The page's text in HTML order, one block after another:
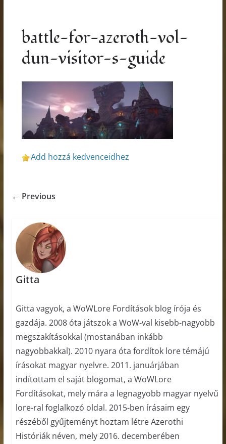
battle-for-azeroth-vol-
dun-visitor-s-guide
Add hozzá kedvenceidhez
← Previous
Gitta
Gitta vagyok, a WoWLore Fordítások blog írója és
gazdája. 2008 óta játszok a WoW-val kisebb-nagyobb
megszakításokkal (mostanában inkább
nagyobbakkal). 2010 nyara óta fordítok lore témájú
írásokat magyar nyelvre. 2011. januárjában
indítottam el saját blogomat, a WoWLore
Fordításokat, mely mára a legnagyobb magyar nyelvű
lore-ral foglalkozó oldal. 2015-ben írásaim egy
részéből gyűjteményt hoztam létre Azerothi
Históriák néven, mely 2016. decemberében